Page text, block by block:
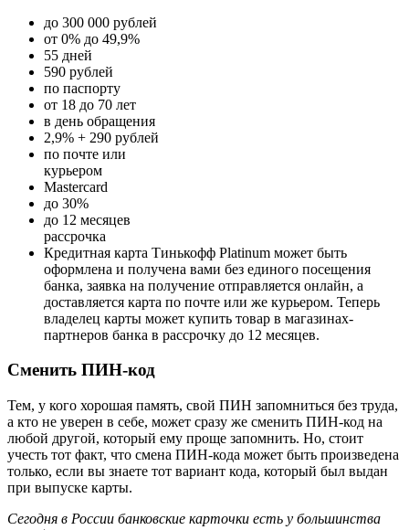
до 300 000 рублей
от 0% до 49,9%
55 дней
590 рублей
по паспорту
от 18 до 70 лет
в день обращения
2,9% + 290 рублей
по почте или
курьером
Mastercard
до 30%
до 12 месяцев
рассрочка
Кредитная карта Тинькофф Platinum может быть
оформлена и получена вами без единого посещения
банка, заявка на получение отправляется онлайн, а
доставляется карта по почте или же курьером. Теперь
владелец карты может купить товар в магазинах-
партнеров банка в рассрочку до 12 месяцев.
Сменить ПИН-код
Тем, у кого хорошая память, свой ПИН запомниться без труда,
а кто не уверен в себе, может сразу же сменить ПИН-код на
любой другой, который ему проще запомнить. Но, стоит
учесть тот факт, что смена ПИН-кода может быть произведена
только, если вы знаете тот вариант кода, который был выдан
при выпуске карты.
Сегодня в России банковские карточки есть у большинства